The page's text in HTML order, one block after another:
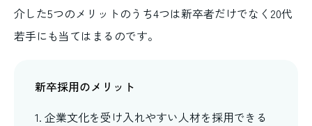
介した5つのメリットのうち4つは新卒者だけでなく20代
若手にも当てはまるのです。
新卒採用のメリット
企業文化を受け入れやすい人材を採用できる